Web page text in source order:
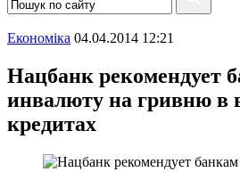
Економіка 04.04.2014 12:21
Нацбанк рекомендует
инвалюту на гривню в
кредитах